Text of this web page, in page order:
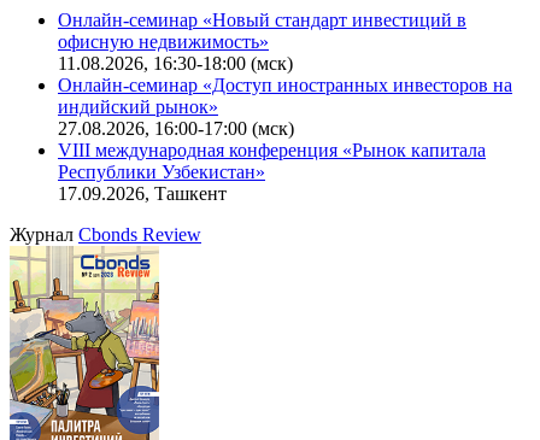
Онлайн-семинар «Новый стандарт инвестиций в
офисную недвижимость»
11.08.2026, 16:30-18:00 (мск)
Онлайн-семинар «Доступ иностранных инвесторов на
индийский рынок»
27.08.2026, 16:00-17:00 (мск)
VIII международная конференция «Рынок капитала
Республики Узбекистан»
17.09.2026, Ташкент
Журнал Cbonds Review